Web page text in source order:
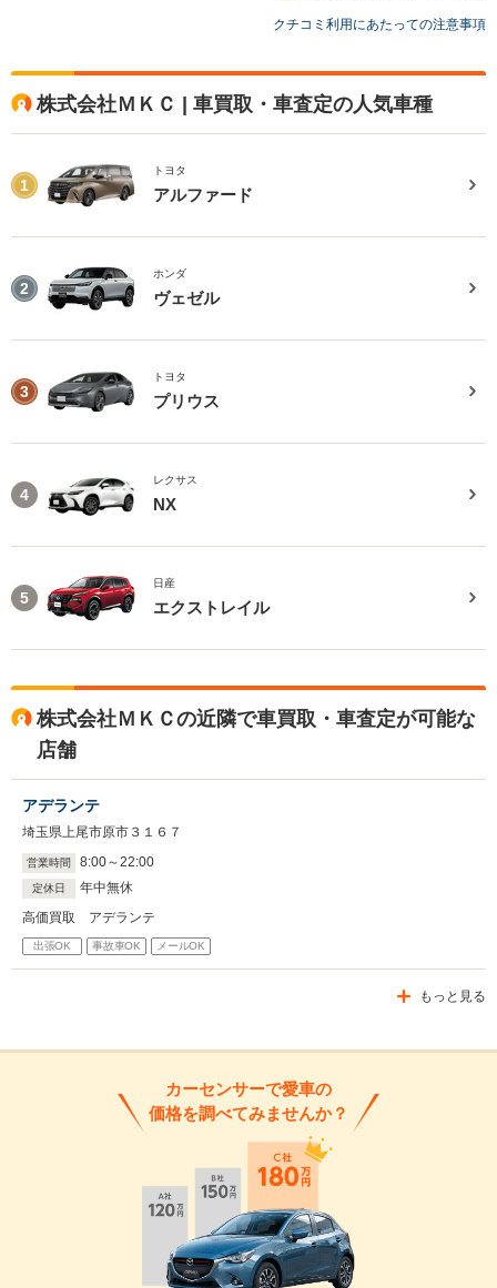
クチコミ利用にあたっての注意事項
株式会社ＭＫＣ | 車買取・車査定の人気車種
1
トヨタ
アルファード
2
ホンダ
ヴェゼル
3
トヨタ
プリウス
4
レクサス
NX
5
日産
エクストレイル
株式会社ＭＫＣの近隣で車買取・車査定が可能な
店舗
アデランテ
埼玉県上尾市原市３１６７
営業時間 8:00～22:00
定休日
年中無休
高価買取 アデランテ
出張OK 事故車OK メールOK
もっと見る
カーセンサーで愛車の
価格を調べてみませんか？